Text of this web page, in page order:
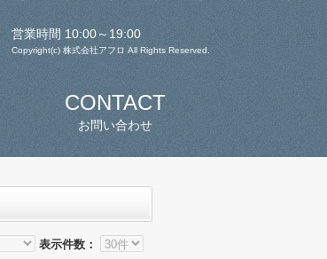
営業時間 10:00～19:00
Copyright(c) 株式会社アフロ All Rights Reserved.
CONTACT
お問い合わせ
表示件数：